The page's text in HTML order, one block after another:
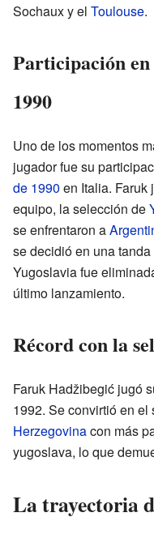
Sochaux y el Toulouse.
Participación
1990
Uno de los momentos
jugador fue su
de 1990 en Italia. Faruk
equipo, la selección de
se enfrentaron a
se decidió en una
Yugoslavia fue
último lanzamiento.
Récord con la
Faruk Hadžibegić jugó
1992. Se convirtió en
Herzegovinacon más
yugoslava, lo que
La trayectoria